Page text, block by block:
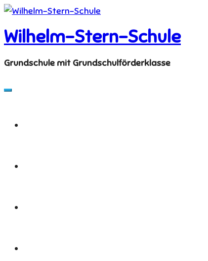
Skip
content
Wilhelm-Stern-Schule
Grundschule mit Grundschulförderklasse